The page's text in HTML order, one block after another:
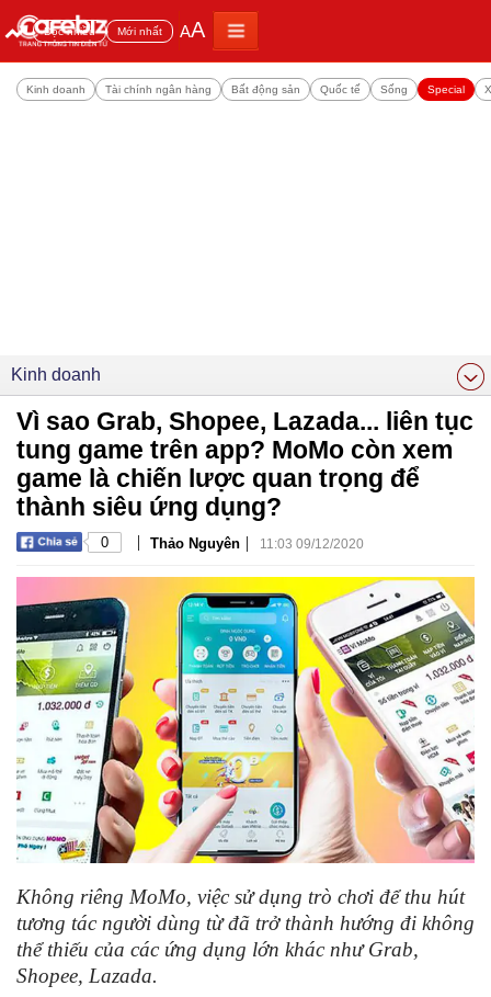
Đọc nhiều Mới nhất AA
Kinh doanh Tài chính ngân hàng Bất động sản Quốc tế Sống Special
Kinh doanh
Vì sao Grab, Shopee, Lazada... liên tục
tung game trên app? MoMo còn xem
game là chiến lược quan trọng để
thành siêu ứng dụng?
0 | Thảo Nguyên | 11:03 09/12/2020
Không riêng MoMo, việc sử dụng trò chơi để thu hút
tương tác người dùng từ đã trở thành hướng đi không
thể thiếu của các ứng dụng lớn khác như Grab,
Shopee, Lazada.